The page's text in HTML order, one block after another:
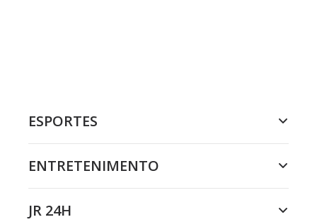
ESPORTES
ENTRETENIMENTO
JR 24H